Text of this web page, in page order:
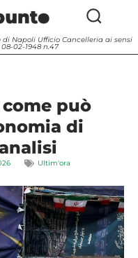
Napoli Ufficio Cancelleria ai sensi
02-1948 n.47
può
di
Ultim'ora